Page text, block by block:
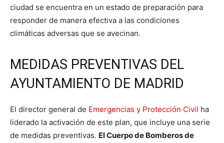
ciudad se encuentra en un estado de preparación para
responder de manera efectiva a las condiciones
climáticas adversas que se avecinan.
MEDIDAS PREVENTIVAS DEL
AYUNTAMIENTO DE MADRID
El director general de Emergencias y Protección Civil ha
liderado la activación de este plan, que incluye una serie
de medidas preventivas. El Cuerpo de Bomberos de